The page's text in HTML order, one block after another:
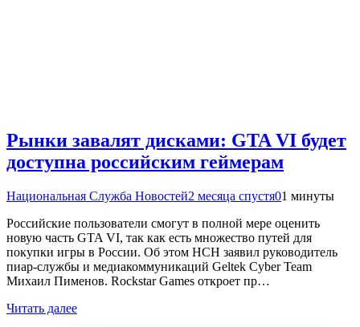
Рынки завалят дисками: GTA VI будет
доступна российским геймерам
Национальная Служба Новостей2 месяца спустя01 минуты
Российские пользователи смогут в полной мере оценить
новую часть GTA VI, так как есть множество путей для
покупки игры в России. Об этом НСН заявил руководитель
пиар-службы и медиакоммуникаций Geltek Cyber Team
Михаил Пименов. Rockstar Games откроет пр…
Читать далее